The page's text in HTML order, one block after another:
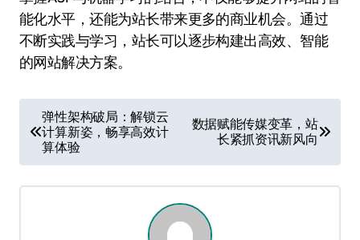
能化水平，还能为站长带来更多的商业机会。通过
不断实践与学习，站长可以逐步构建出高效、智能
的网站解决方案。
章
导
航
弹性架构破局：解锁云
计算新姿，畅享高效计
算体验
数据赋能传媒变革，站
长紧抓资讯新风向